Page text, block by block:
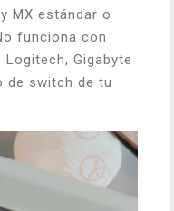
MX estándar o
funciona con
Gigabyte
de switch de tu